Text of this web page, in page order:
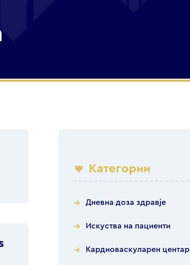
Категории
Дневна доза здравје
Искуства на пациенти
Кардиоваскуларен центар